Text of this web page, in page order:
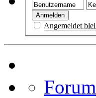
Angemeldet
Forum